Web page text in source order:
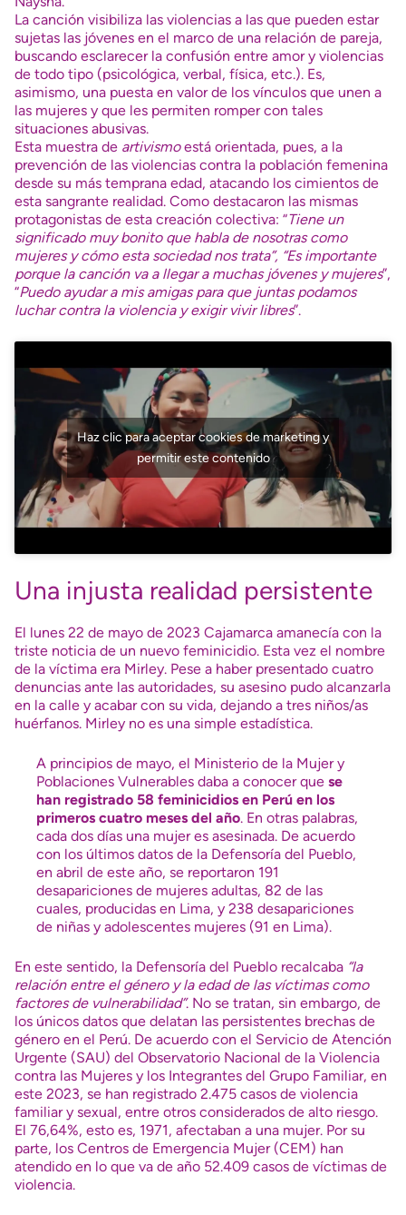
La canción visibiliza las violencias a las que pueden estar
sujetas las jóvenes en el marco de una relación de pareja,
buscando esclarecer la confusión entre amor y violencias
de todo tipo (psicológica, verbal, física, etc.). Es,
asimismo, una puesta en valor de los vínculos que unen a
las mujeres y que les permiten romper con tales
situaciones abusivas.
Esta muestra de artivismoestá orientada, pues, a la
prevención de las violencias contra la población femenina
desde su más temprana edad, atacando los cimientos de
esta sangrante realidad. Como destacaron las mismas
protagonistas de esta creación colectiva: “Tiene un
significado muy bonito que habla de nosotras como
mujeres y cómo esta sociedad nos trata”, “Es importante
porque la canción va a llegar a muchas jóvenes y mujeres”,
“Puedo ayudar a mis amigas para que juntas podamos
luchar contra la violencia y exigir vivir libres”.
Haz clic para aceptar cookies de marketing y
permitir este contenido
Una injusta realidad persistente
El lunes 22 de mayo de 2023 Cajamarca amanecía con la
triste noticia de un nuevo feminicidio. Esta vez el nombre
de la víctima era Mirley. Pese a haber presentado cuatro
denuncias ante las autoridades, su asesino pudo alcanzarla
en la calle y acabar con su vida, dejando a tres niños/as
huérfanos. Mirley no es una simple estadística.
A principios de mayo, el Ministerio de la Mujer y
Poblaciones Vulnerables daba a conocer que se
han registrado 58 feminicidios en Perú en los
primeros cuatro meses del año. En otras palabras,
cada dos días una mujer es asesinada. De acuerdo
con los últimos datos de la Defensoría del Pueblo,
en abril de este año, se reportaron 191
desapariciones de mujeres adultas, 82 de las
cuales, producidas en Lima, y 238 desapariciones
de niñas y adolescentes mujeres (91 en Lima).
En este sentido, la Defensoría del Pueblo recalcaba “la
relación entre el género y la edad de las víctimas como
factores de vulnerabilidad”. No se tratan, sin embargo, de
los únicos datos que delatan las persistentes brechas de
género en el Perú. De acuerdo con el Servicio de Atención
Urgente (SAU) del Observatorio Nacional de la Violencia
contra las Mujeres y los Integrantes del Grupo Familiar, en
este 2023, se han registrado 2.475 casos de violencia
familiar y sexual, entre otros considerados de alto riesgo.
El 76,64%, esto es, 1971, afectaban a una mujer. Por su
parte, los Centros de Emergencia Mujer (CEM) han
atendido en lo que va de año 52.409 casos de víctimas de
violencia.